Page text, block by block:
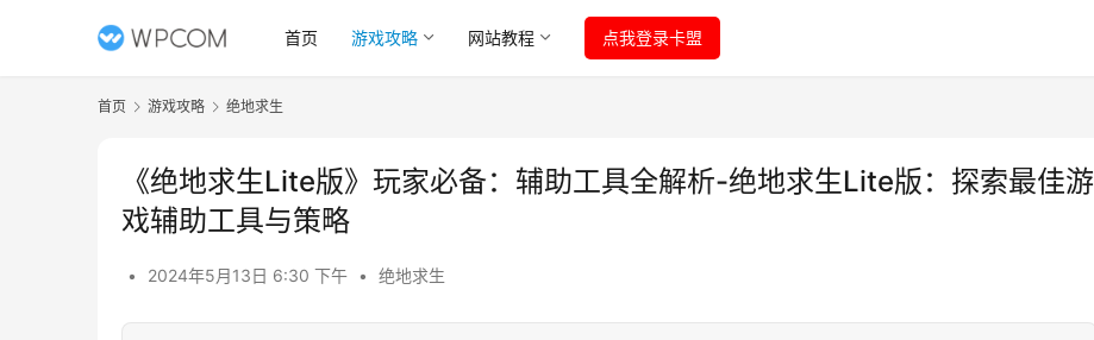
首页 游戏攻略 网站教程 点我登录卡盟
首页 游戏攻略 绝地求生
《绝地求生Lite版》玩家必备：辅助工具全解析-绝地求生Lite版：探索最佳游
戏辅助工具与策略
• 2024年5月13日 6:30 下午 • 绝地求生